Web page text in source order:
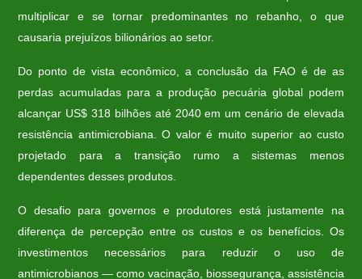
multiplicar e se tornar predominantes no rebanho, o que
causaria prejuízos bilionários ao setor.
Do ponto de vista econômico, a conclusão da FAO é de as
perdas acumuladas para a produção pecuária global podem
alcançar US$ 318 bilhões até 2040 em um cenário de elevada
resistência antimicrobiana. O valor é muito superior ao custo
projetado para a transição rumo a sistemas menos
dependentes desses produtos.
O desafio para governos e produtores está justamente na
diferença de percepção entre os custos e os benefícios. Os
investimentos necessários para reduzir o uso de
antimicrobianos — como vacinação, biossegurança, assistência